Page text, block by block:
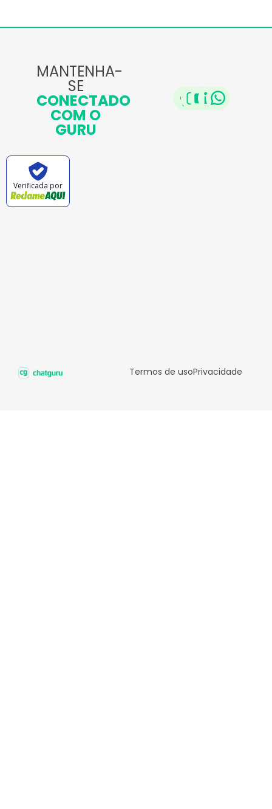
MANTENHA-
SE
CONECTADO
COM O
GURU
Verificada por
Termos de usoPrivacidade